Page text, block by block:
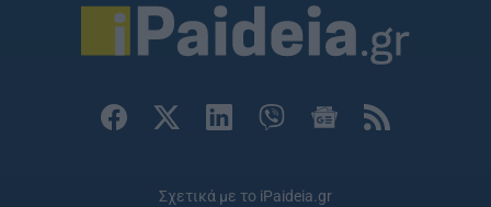
Σχετικά με το iPaideia.gr